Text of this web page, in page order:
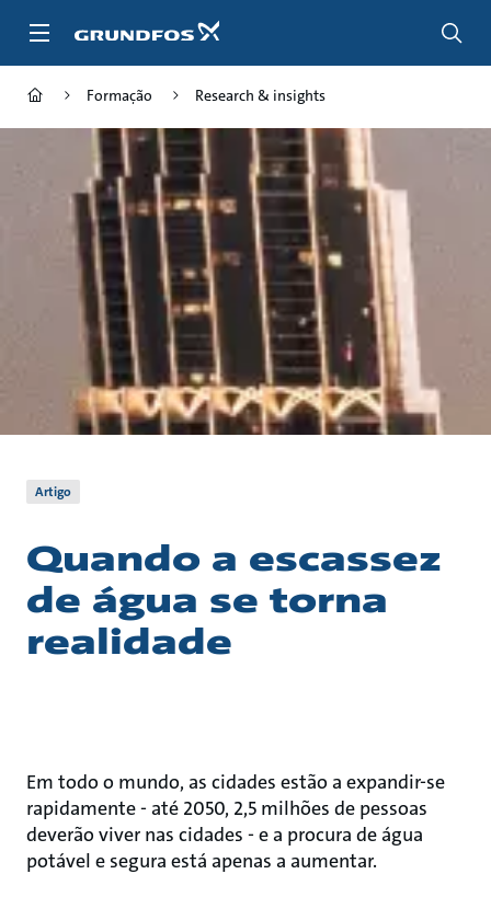
para
Formação Research & insights
Artigo
Quando a escassez
de água se torna
realidade
Em todo o mundo, as cidades estão a expandir-se
rapidamente - até 2050, 2,5 milhões de pessoas
deverão viver nas cidades - e a procura de água
potável e segura está apenas a aumentar.